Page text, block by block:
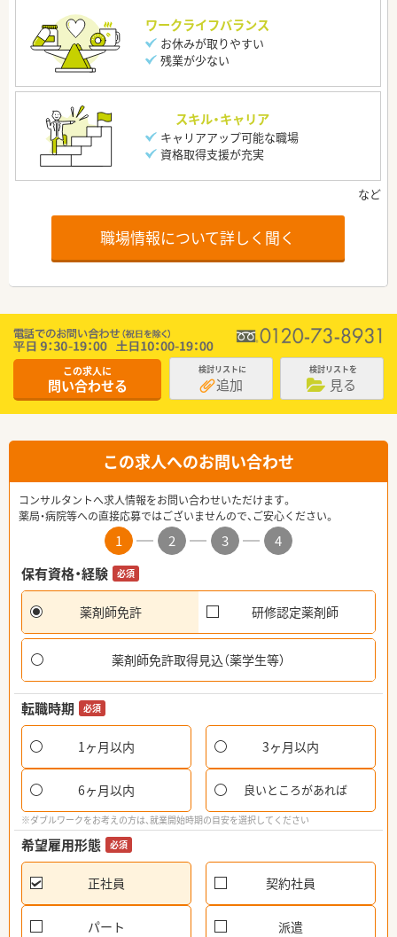
ワークライフバランス
お休みが取りやすい
残業が少ない
スキル・キャリア
キャリアアップ可能な職場
資格取得支援が充実
職場情報について詳しく聞く
この求人に
問い合わせる
検討リストに
追加
検討リストを
見る
この求人へのお問い合わせ
コンサルタントへ求人情報をお問い合わせいただけます。
薬局・病院等への直接応募ではございませんので、ご安心ください。
1 2 3
4
保有資格・経験
必須
薬剤師免許 研修認定薬剤師
薬剤師免許取得見込（薬学生等）
転職時期 必須
1ヶ月以内 3ヶ月以内
6ヶ月以内 良いところがあれば
※ダブルワークをお考えの方は、就業開始時期の目安を選択してください
希望雇用形態 必須
正社員 契約社員
パート 派遣